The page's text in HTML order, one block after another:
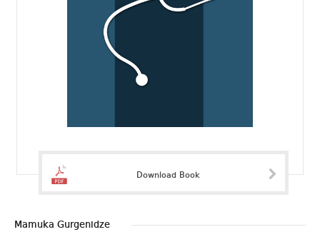
Download Book
Mamuka Gurgenidze